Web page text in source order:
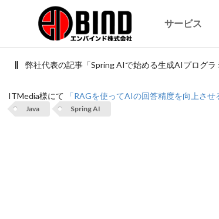
サービス
弊社代表の記事「Spring AIで始める生成AIプログ
ITMedia様にて 「RAGを使ってAIの回答精度を向上さ
Java Spring AI